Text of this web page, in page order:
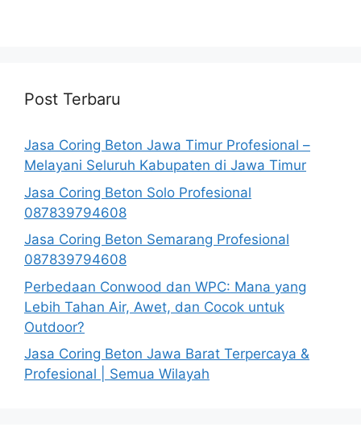
Post Terbaru
Jasa Coring Beton Jawa Timur Profesional –
Melayani Seluruh Kabupaten di Jawa Timur
Jasa Coring Beton Solo Profesional
087839794608
Jasa Coring Beton Semarang Profesional
087839794608
Perbedaan Conwood dan WPC: Mana yang
Lebih Tahan Air, Awet, dan Cocok untuk
Outdoor?
Jasa Coring Beton Jawa Barat Terpercaya &
Profesional | Semua Wilayah